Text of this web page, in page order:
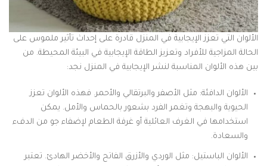
الألوان التي تعزز الإيجابية في المنزل قادرة على إحداث تأثير ملموس على
الحالة المزاجية للأفراد وتعزيز الطاقة الإيجابية في البيئة المحيطة. من
بين هذه الألوان المناسبة لنشر الإيجابية في المنزل نجد:
الألوان الدافئة: مثل الأصفر والبرتقالي والأحمر. فهذه الألوان تعزز
الحيوية والبهجة وتغمر الفرد بشعور بالحماس والأمل. يمكن
استخدامها في الغرف العائلية أو غرفة الطعام لإضفاء جو من الدفء
والسعادة.
الألوان الباستيل: مثل الوردي والأزرق الفاتح والأخضر الهادئ. تعتبر